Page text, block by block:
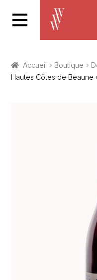
Accueil Boutique
Hautes Côtes de Beaune